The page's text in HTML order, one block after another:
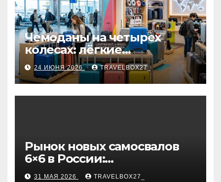
Чемоданы на четырех
колесах: лёгкие
маневренные модели,
варианты фильтрации и
рекомендации по выбору
24 ИЮНЯ 2026 TRAVELBOX27_
Рынок новых самосвалов
6×6 в России:
характеристики и цены
31 МАЯ 2026 TRAVELBOX27_